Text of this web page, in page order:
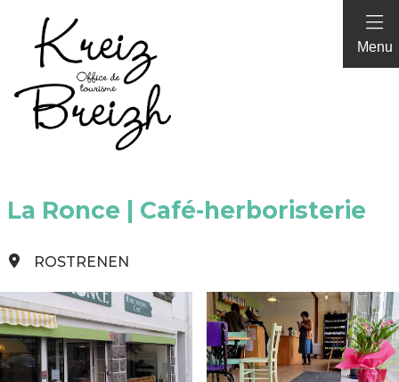
Panneau de gestion des cookies
Menu
La Ronce | Café-herboristerie
ROSTRENEN